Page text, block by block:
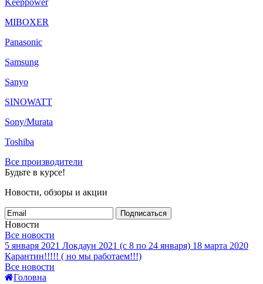
Keeppower
MIBOXER
Panasonic
Samsung
Sanyo
SINOWATT
Sony/Murata
Toshiba
Все производители
Будьте в курсе!
Новости, обзоры и акции
Подписаться
Новости
Все новости
5 января 2021 Локдаун 2021 (с 8 по 24 января) 18 марта 2020
Карантин!!!!! ( но мы работаем!!!)
Все новости
Головна